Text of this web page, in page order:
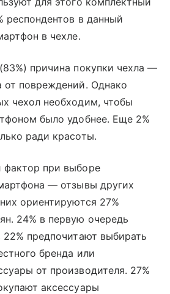
респондентов в данный
в чехле.
причина покупки чехла —
от повреждений. Однако
чехол необходим, чтобы
было удобнее. Еще 2%
ради красоты.
при выборе
— отзывы других
ориентируются 27%
24% в первую очередь
22% предпочитают выбирать
бренда или
от производителя. 27%
аксессуары